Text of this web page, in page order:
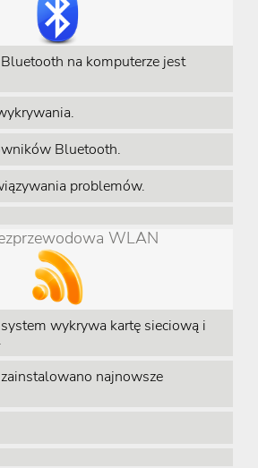
na komputerze jest
Bluetooth.
problemów.
WLAN
wykrywa kartę sieciową i
najnowsze